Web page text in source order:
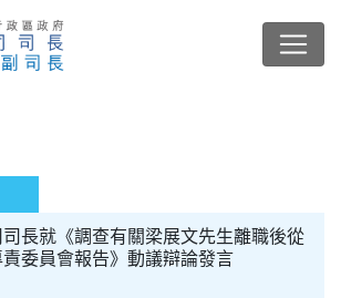
長就《調查有關梁展文先生離職後從
委員會報告》動議辯論發言